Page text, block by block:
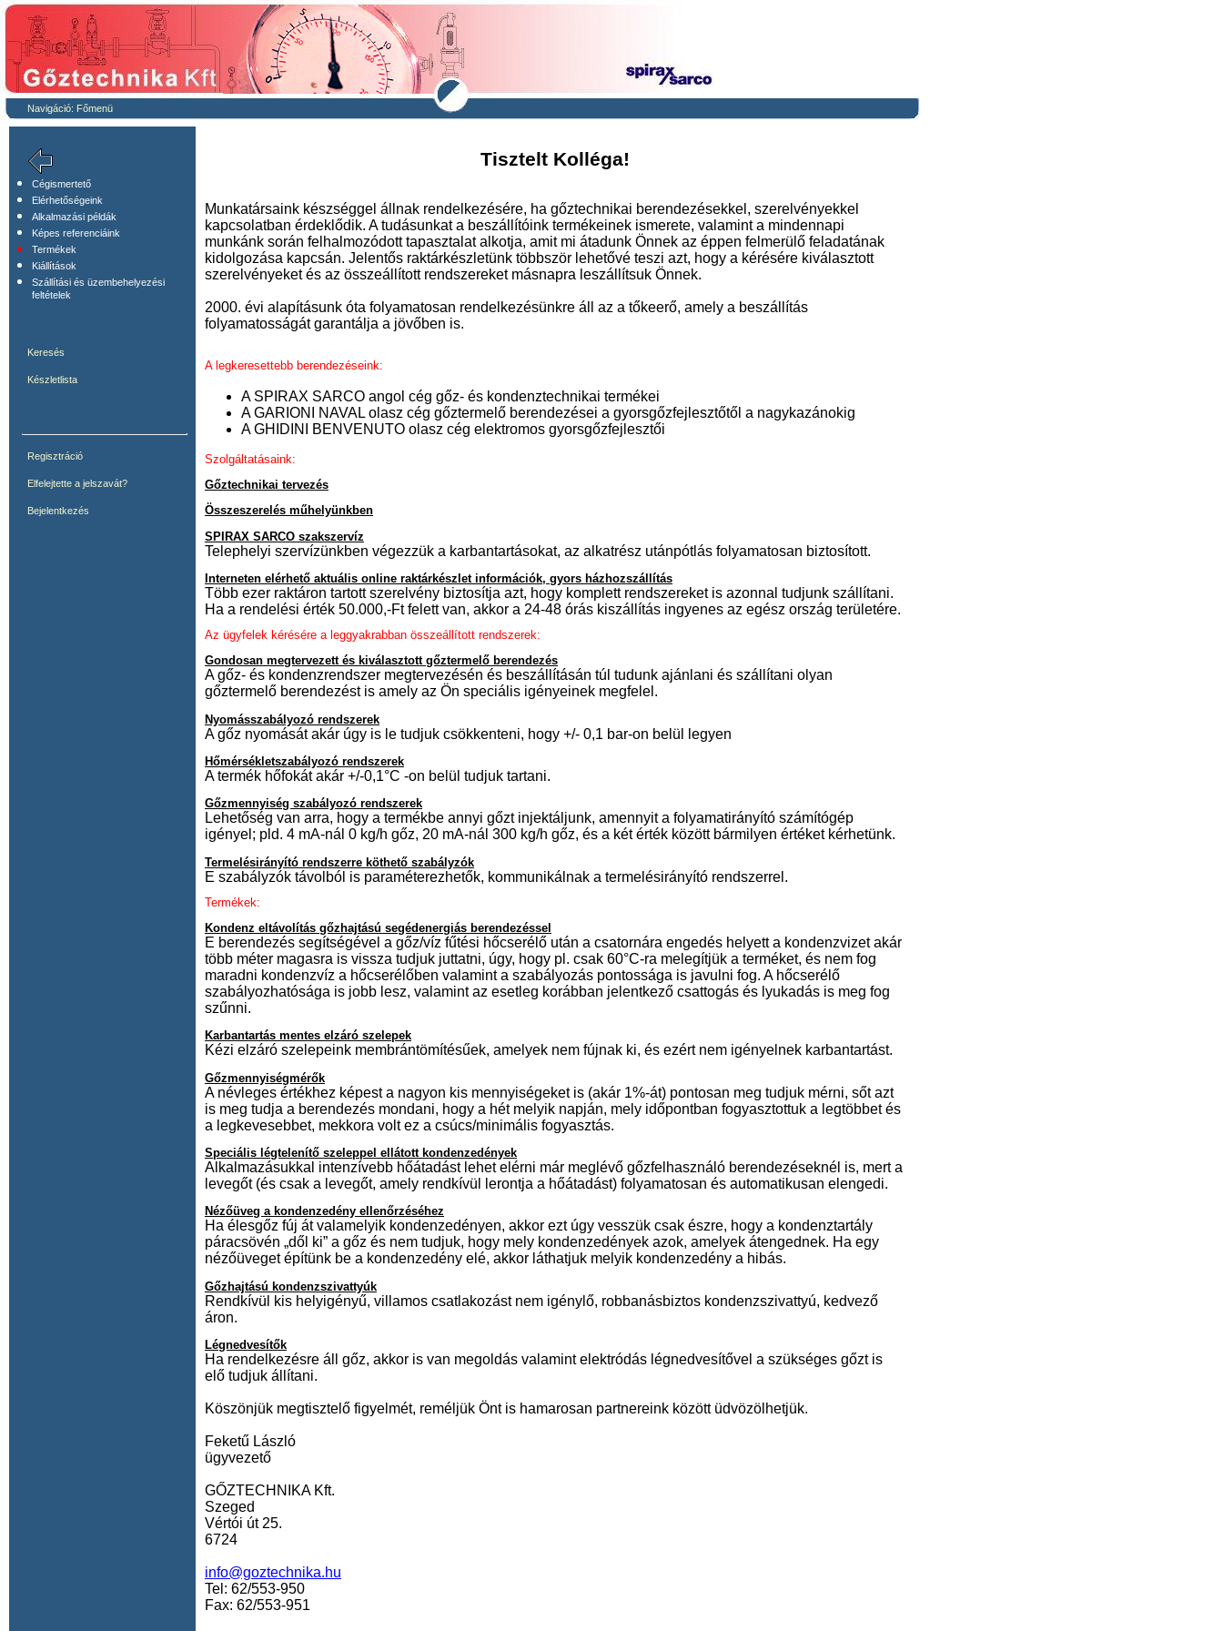
Navigáció: Főmenü
Cégismertető
Elérhetőségeink
Alkalmazási példák
Képes referenciáink
Termékek
Kiállítások
Szállítási és üzembehelyezési
feltételek
Keresés
Készletlista
Regisztráció
Elfelejtette a jelszavát?
Bejelentkezés
Tisztelt Kolléga!
Munkatársaink készséggel állnak rendelkezésére, ha gőztechnikai berendezésekkel, szerelvényekkel
kapcsolatban érdeklődik. A tudásunkat a beszállítóink termékeinek ismerete, valamint a mindennapi
munkánk során felhalmozódott tapasztalat alkotja, amit mi átadunk Önnek az éppen felmerülő feladatának
kidolgozása kapcsán. Jelentős raktárkészletünk többször lehetővé teszi azt, hogy a kérésére kiválasztott
szerelvényeket és az összeállított rendszereket másnapra leszállítsuk Önnek.
2000. évi alapításunk óta folyamatosan rendelkezésünkre áll az a tőkeerő, amely a beszállítás
folyamatosságát garantálja a jövőben is.
A legkeresettebb berendezéseink:
A SPIRAX SARCO angol cég gőz- és kondenztechnikai termékei
A GARIONI NAVAL olasz cég gőztermelő berendezései a gyorsgőzfejlesztőtől a nagykazánokig
A GHIDINI BENVENUTO olasz cég elektromos gyorsgőzfejlesztői
Szolgáltatásaink:
Gőztechnikai tervezés
Összeszerelés műhelyünkben
SPIRAX SARCO szakszervíz
Telephelyi szervízünkben végezzük a karbantartásokat, az alkatrész utánpótlás folyamatosan biztosított.
Interneten elérhető aktuális online raktárkészlet információk, gyors házhozszállítás
Több ezer raktáron tartott szerelvény biztosítja azt, hogy komplett rendszereket is azonnal tudjunk szállítani.
Ha a rendelési érték 50.000,-Ft felett van, akkor a 24-48 órás kiszállítás ingyenes az egész ország területére.
Az ügyfelek kérésére a leggyakrabban összeállított rendszerek:
Gondosan megtervezett és kiválasztott gőztermelő berendezés
A gőz- és kondenzrendszer megtervezésén és beszállításán túl tudunk ajánlani és szállítani olyan
gőztermelő berendezést is amely az Ön speciális igényeinek megfelel.
Nyomásszabályozó rendszerek
A gőz nyomását akár úgy is le tudjuk csökkenteni, hogy +/- 0,1 bar-on belül legyen
Hőmérsékletszabályozó rendszerek
A termék hőfokát akár +/-0,1°C -on belül tudjuk tartani.
Gőzmennyiség szabályozó rendszerek
Lehetőség van arra, hogy a termékbe annyi gőzt injektáljunk, amennyit a folyamatirányító számítógép
igényel; pld. 4 mA-nál 0 kg/h gőz, 20 mA-nál 300 kg/h gőz, és a két érték között bármilyen értéket kérhetünk.
Termelésirányító rendszerre köthető szabályzók
E szabályzók távolból is paraméterezhetők, kommunikálnak a termelésirányító rendszerrel.
Termékek:
Kondenz eltávolítás gőzhajtású segédenergiás berendezéssel
E berendezés segítségével a gőz/víz fűtési hőcserélő után a csatornára engedés helyett a kondenzvizet akár
több méter magasra is vissza tudjuk juttatni, úgy, hogy pl. csak 60°C-ra melegítjük a terméket, és nem fog
maradni kondenzvíz a hőcserélőben valamint a szabályozás pontossága is javulni fog. A hőcserélő
szabályozhatósága is jobb lesz, valamint az esetleg korábban jelentkező csattogás és lyukadás is meg fog
szűnni.
Karbantartás mentes elzáró szelepek
Kézi elzáró szelepeink membrántömítésűek, amelyek nem fújnak ki, és ezért nem igényelnek karbantartást.
Gőzmennyiségmérők
A névleges értékhez képest a nagyon kis mennyiségeket is (akár 1%-át) pontosan meg tudjuk mérni, sőt azt
is meg tudja a berendezés mondani, hogy a hét melyik napján, mely időpontban fogyasztottuk a legtöbbet és
a legkevesebbet, mekkora volt ez a csúcs/minimális fogyasztás.
Speciális légtelenítő szeleppel ellátott kondenzedények
Alkalmazásukkal intenzívebb hőátadást lehet elérni már meglévő gőzfelhasználó berendezéseknél is, mert a
levegőt (és csak a levegőt, amely rendkívül lerontja a hőátadást) folyamatosan és automatikusan elengedi.
Nézőüveg a kondenzedény ellenőrzéséhez
Ha élesgőz fúj át valamelyik kondenzedényen, akkor ezt úgy vesszük csak észre, hogy a kondenztartály
páracsövén „dől ki” a gőz és nem tudjuk, hogy mely kondenzedények azok, amelyek átengednek. Ha egy
nézőüveget építünk be a kondenzedény elé, akkor láthatjuk melyik kondenzedény a hibás.
Gőzhajtású kondenzszivattyúk
Rendkívül kis helyigényű, villamos csatlakozást nem igénylő, robbanásbiztos kondenzszivattyú, kedvező
áron.
Légnedvesítők
Ha rendelkezésre áll gőz, akkor is van megoldás valamint elektródás légnedvesítővel a szükséges gőzt is
elő tudjuk állítani.
Köszönjük megtisztelő figyelmét, reméljük Önt is hamarosan partnereink között üdvözölhetjük.
Feketű László
ügyvezető
GŐZTECHNIKA Kft.
Szeged
Vértói út 25.
6724
info@goztechnika.hu
Tel: 62/553-950
Fax: 62/553-951